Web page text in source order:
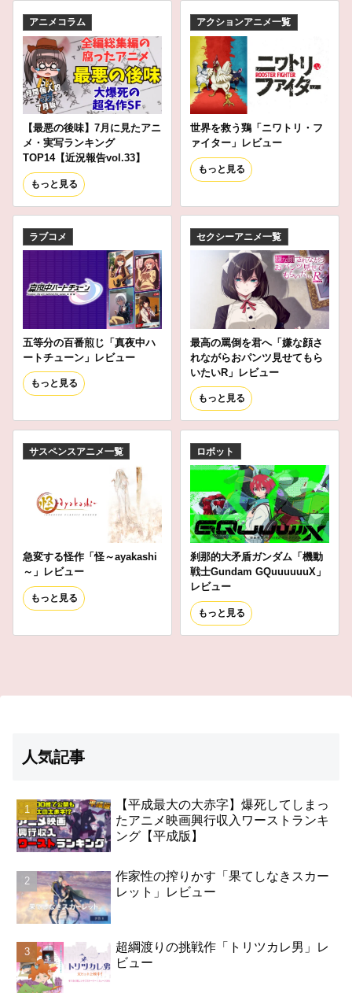
アニメコラム
【最悪の後味】7月に見たアニ
メ・実写ランキング
TOP14【近況報告vol.33】
もっと見る
アクションアニメ一覧
世界を救う鶏「ニワトリ・フ
ァイター」レビュー
もっと見る
ラブコメ
五等分の百番煎じ「真夜中ハ
ートチューン」レビュー
もっと見る
セクシーアニメ一覧
最高の罵倒を君へ「嫌な顔さ
れながらおパンツ見せてもら
いたいR」レビュー
もっと見る
サスペンスアニメ一覧
急変する怪作「怪～ayakashi
～」レビュー
もっと見る
ロボット
刹那的大矛盾ガンダム「機動
戦士Gundam GQuuuuuuX」
レビュー
もっと見る
人気記事
【平成最大の大赤字】爆死してしまっ
たアニメ映画興行収入ワーストランキ
ング【平成版】
作家性の搾りかす「果てしなきスカー
レット」レビュー
超綱渡りの挑戦作「トリツカレ男」レ
ビュー